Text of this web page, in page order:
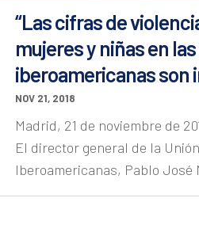
“Las cifras de
mujeres y niñas en
iberoamericanas son
NOV 21, 2018
Madrid, 21 de noviembre de
El director general de la
Iberoamericanas, Pablo José